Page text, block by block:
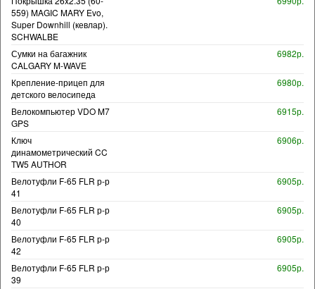
559) MAGIC MARY Evo,
Super Downhill (кевлар).
SCHWALBE
Сумки на багажник
CALGARY M-WAVE
6982р.
Крепление-прицеп для
детского велосипеда
6980р.
Велокомпьютер VDO M7
GPS
6915р.
Ключ
динамометрический CC
TW5 AUTHOR
6906р.
Велотуфли F-65 FLR р-р
41
6905р.
Велотуфли F-65 FLR р-р
40
6905р.
Велотуфли F-65 FLR р-р
42
6905р.
Велотуфли F-65 FLR р-р
39
6905р.